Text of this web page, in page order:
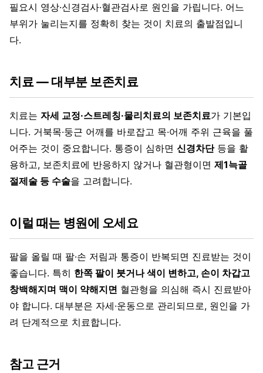
필요시 영상·신경검사·혈관검사로 원인을 가립니다. 어느
부위가 눌리는지를 정확히 찾는 것이 치료의 출발점입니
다.
치료 — 대부분 보존치료
치료는 자세 교정·스트레칭·물리치료의 보존치료가 기본입
니다. 거북목·둥근 어깨를 바로잡고 목·어깨 주위 근육을 풀
어주는 것이 중요합니다. 통증이 심하면 신경차단등을 활
용하고, 보존치료에 반응하지 않거나 혈관형이면 제1늑골
절제술 등 수술을 고려합니다.
이럴 때는 병원에 오세요
팔을 올릴 때 팔·손 저림과 통증이 반복되면 진료받는 것이
좋습니다. 특히 한쪽 팔이 붓거나 색이 변하고, 손이 차갑고
창백해지며 맥이 약해지면 혈관형을 의심해 즉시 진료받아
야 합니다. 대부분은 자세·운동으로 관리되므로, 원인을 가
려 단계적으로 치료합니다.
참고 근거